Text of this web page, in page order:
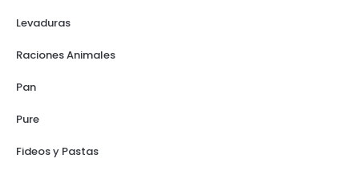
Levaduras
Raciones Animales
Pan
Pure
Fideos y Pastas